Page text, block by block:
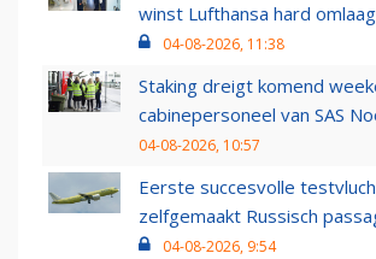
winst Lufthansa hard omlaag
04-08-2026, 11:38
Staking dreigt komend
cabinepersoneel van SAS
04-08-2026, 10:57
Eerste succesvolle
zelfgemaakt Russisch
04-08-2026, 9:54